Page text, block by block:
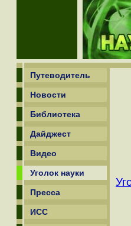
Путеводитель
Новости
Библиотека
Дайджест
Видео
Уголок науки
Пресса
ИСС